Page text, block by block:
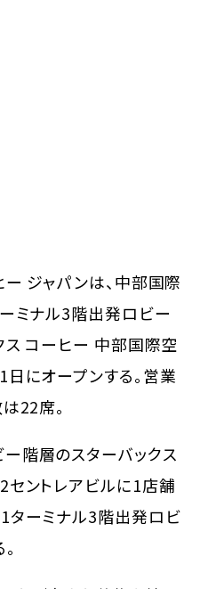
ジャパンは、中部国際
ーミナル3階出発ロビー
ス コーヒー 中部国際空
にオープンする。営業
22席。
階層のスターバックス
セントレアビルに1店舗
ターミナル3階出発ロビ